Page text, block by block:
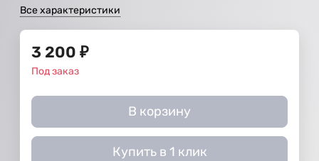
Все характеристики
3 200 ₽
Под заказ
В корзину
Купить в 1 клик